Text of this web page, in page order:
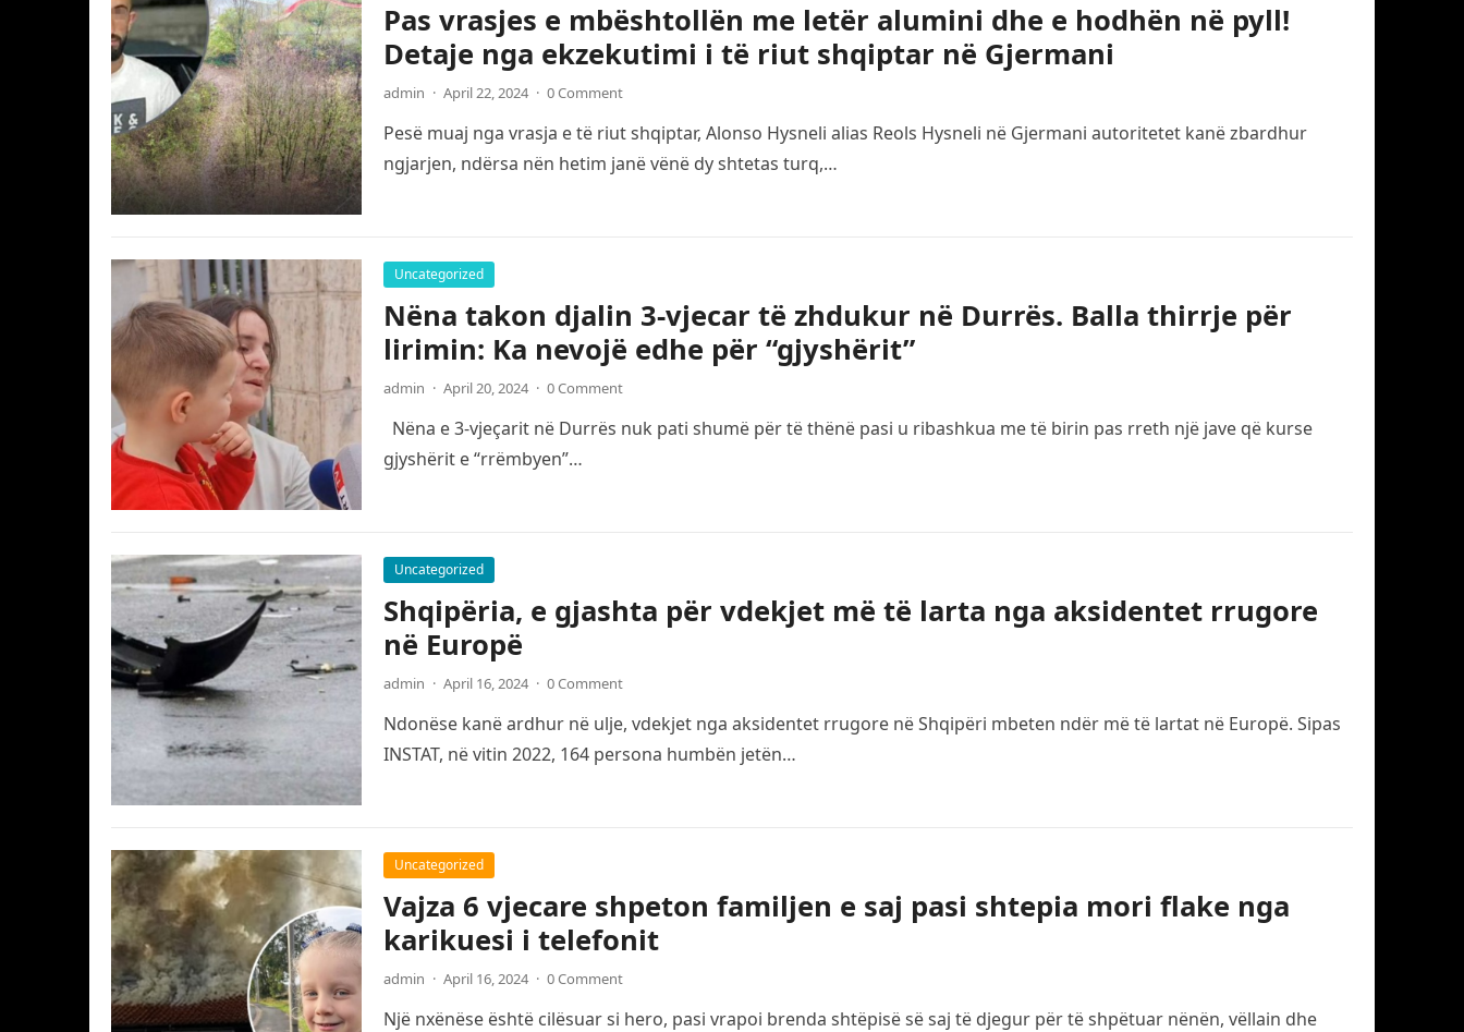
Pas vrasjes e mbështollën me letër alumini dhe e hodhën në pyll!
Detaje nga ekzekutimi i të riut shqiptar në Gjermani
admin · April 22, 2024 · 0 Comment
Pesë muaj nga vrasja e të riut shqiptar, Alonso Hysneli alias Reols Hysneli në Gjermani autoritetet kanë zbardhur
ngjarjen, ndërsa nën hetim janë vënë dy shtetas turq,…
Uncategorized
Nëna takon djalin 3-vjecar të zhdukur në Durrës. Balla thirrje për
lirimin: Ka nevojë edhe për “gjyshërit”
admin · April 20, 2024 · 0 Comment
Nëna e 3-vjeçarit në Durrës nuk pati shumë për të thënë pasi u ribashkua me të birin pas rreth një jave që kurse
gjyshërit e “rrëmbyen”…
Uncategorized
Shqipëria, e gjashta për vdekjet më të larta nga aksidentet rrugore
në Europë
admin · April 16, 2024 · 0 Comment
Ndonëse kanë ardhur në ulje, vdekjet nga aksidentet rrugore në Shqipëri mbeten ndër më të lartat në Europë. Sipas
INSTAT, në vitin 2022, 164 persona humbën jetën…
Uncategorized
Vajza 6 vjecare shpeton familjen e saj pasi shtepia mori flake nga
karikuesi i telefonit
admin · April 16, 2024 · 0 Comment
Një nxënëse është cilësuar si hero, pasi vrapoi brenda shtëpisë së saj të djegur për të shpëtuar nënën, vëllain dhe